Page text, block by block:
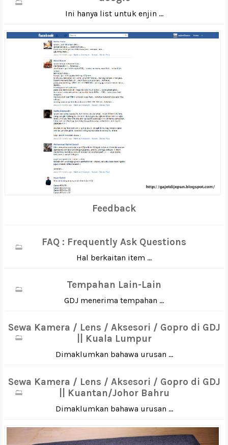
Ini hanya list untuk enjin ...
Feedback
FAQ : Frequently Ask Questions
Hal berkaitan item ...
Tempahan Lain-Lain
GDJ menerima tempahan ...
Sewa Kamera / Lens / Aksesori / Gopro di GDJ
|| Kuala Lumpur
Dimaklumkan bahawa urusan ...
Sewa Kamera / Lens / Aksesori / Gopro di GDJ
|| Kuantan/Johor Bahru
Dimaklumkan bahawa urusan ...